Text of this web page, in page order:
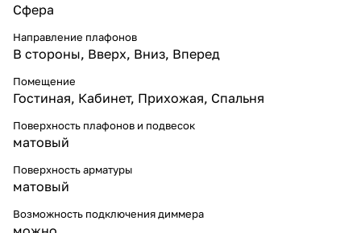
Сфера
Направление плафонов
В стороны, Вверх, Вниз, Вперед
Помещение
Гостиная, Кабинет, Прихожая, Спальня
Поверхность плафонов и подвесок
матовый
Поверхность арматуры
матовый
Возможность подключения диммера